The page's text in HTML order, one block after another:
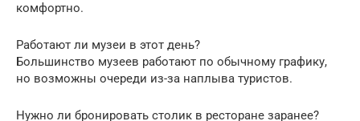
комфортно.
Работают ли музеи в этот день?
Большинство музеев работают по обычному графику,
но возможны очереди из-за наплыва туристов.
Нужно ли бронировать столик в ресторане заранее?